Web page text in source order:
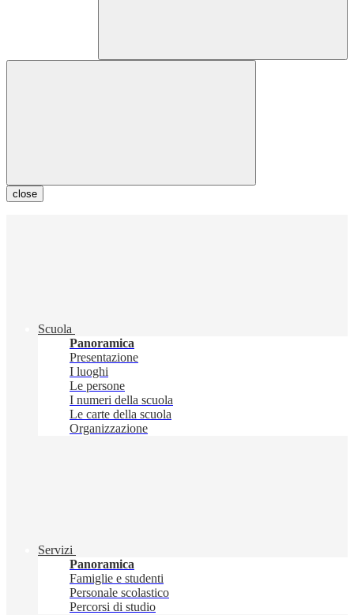
close
Scuola
Panoramica
Presentazione
I luoghi
Le persone
I numeri della scuola
Le carte della scuola
Organizzazione
Servizi
Panoramica
Famiglie e studenti
Personale scolastico
Percorsi di studio